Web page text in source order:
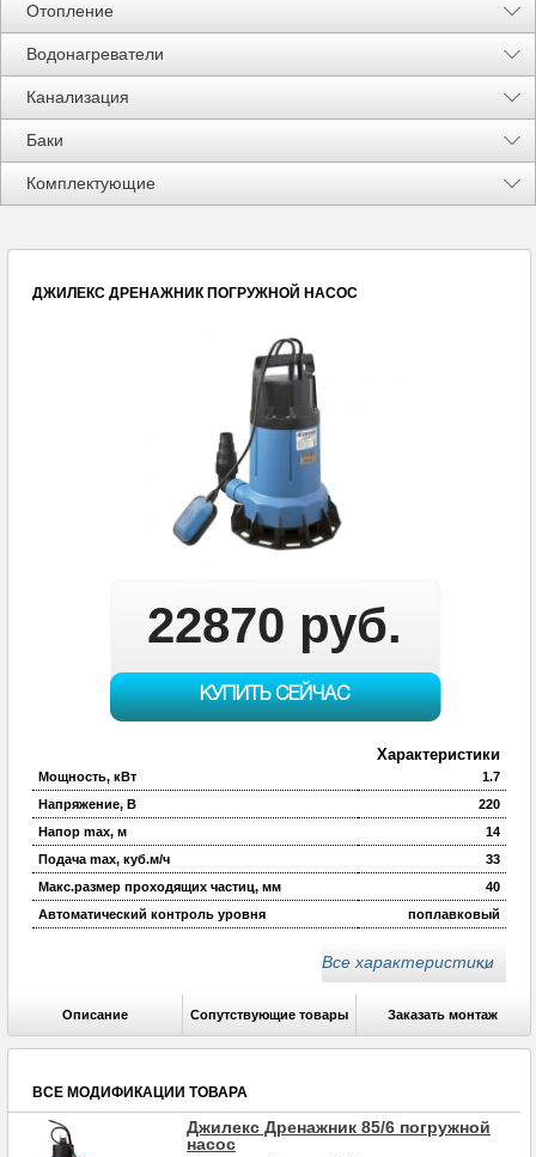
Отопление
Водонагреватели
Канализация
Баки
Комплектующие
Акции %
ДЖИЛЕКС ДРЕНАЖНИК ПОГРУЖНОЙ НАСОС
22870 руб.
КУПИТЬ СЕЙЧАС
Характеристики
Мощность, кВт
1.7
Напряжение, В
220
Напор max, м
14
Подача max, куб.м/ч
33
Макс.размер проходящих частиц, мм
40
Автоматический контроль уровня
поплавковый
универсальный 1
1/2х2х2 1/2
Длина кабеля, м
10
Макс.глубина погружения под зеркало
воды, м
8
Все характеристики
Описание Сопутствующие товары Заказать монтаж
ВСЕ МОДИФИКАЦИИ ТОВАРА
Джилекс Дренажник 85/6 погружной
насос